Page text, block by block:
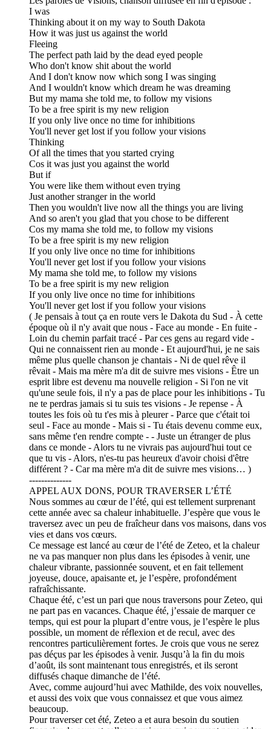
I was
Thinking about it on my way to South Dakota
How it was just us against the world
Fleeing
The perfect path laid by the dead eyed people
Who don't know shit about the world
And I don't know now which song I was singing
And I wouldn't know which dream he was dreaming
But my mama she told me, to follow my visions
To be a free spirit is my new religion
If you only live once no time for inhibitions
You'll never get lost if you follow your visions
Thinking
Of all the times that you started crying
Cos it was just you against the world
But if
You were like them without even trying
Just another stranger in the world
Then you wouldn't live now all the things you are living
And so aren't you glad that you chose to be different
Cos my mama she told me, to follow my visions
To be a free spirit is my new religion
If you only live once no time for inhibitions
You'll never get lost if you follow your visions
My mama she told me, to follow my visions
To be a free spirit is my new religion
If you only live once no time for inhibitions
You'll never get lost if you follow your visions
( Je pensais à tout ça en route vers le Dakota du Sud - À cette
époque où il n'y avait que nous - Face au monde - En fuite -
Loin du chemin parfait tracé - Par ces gens au regard vide -
Qui ne connaissent rien au monde - Et aujourd'hui, je ne sais
même plus quelle chanson je chantais - Ni de quel rêve il
rêvait - Mais ma mère m'a dit de suivre mes visions - Être un
esprit libre est devenu ma nouvelle religion - Si l'on ne vit
qu'une seule fois, il n'y a pas de place pour les inhibitions - Tu
ne te perdras jamais si tu suis tes visions - Je repense - À
toutes les fois où tu t'es mis à pleurer - Parce que c'était toi
seul - Face au monde - Mais si - Tu étais devenu comme eux,
sans même t'en rendre compte - - Juste un étranger de plus
dans ce monde - Alors tu ne vivrais pas aujourd'hui tout ce
que tu vis - Alors, n'es-tu pas heureux d'avoir choisi d'être
différent ? - Car ma mère m'a dit de suivre mes visions… )
--------------
APPEL AUX DONS, POUR TRAVERSER L’ÉTÉ
Nous sommes au cœur de l’été, qui est tellement surprenant
cette année avec sa chaleur inhabituelle. J’espère que vous le
traversez avec un peu de fraîcheur dans vos maisons, dans vos
vies et dans vos cœurs.
Ce message est lancé au cœur de l’été de Zeteo, et la chaleur
ne va pas manquer non plus dans les épisodes à venir, une
chaleur vibrante, passionnée souvent, et en fait tellement
joyeuse, douce, apaisante et, je l’espère, profondément
rafraîchissante.
Chaque été, c’est un pari que nous traversons pour Zeteo, qui
ne part pas en vacances. Chaque été, j’essaie de marquer ce
temps, qui est pour la plupart d’entre vous, je l’espère le plus
possible, un moment de réflexion et de recul, avec des
rencontres particulièrement fortes. Je crois que vous ne serez
pas déçus par les épisodes à venir. Jusqu’à la fin du mois
d’août, ils sont maintenant tous enregistrés, et ils seront
diffusés chaque dimanche de l’été.
Avec, comme aujourd’hui avec Mathilde, des voix nouvelles,
et aussi des voix que vous connaissez et que vous aimez
beaucoup.
Pour traverser cet été, Zeteo a et aura besoin du soutien